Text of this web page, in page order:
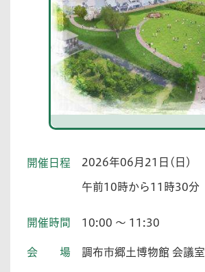
開催日程 2026年06月21日(日)
午前10時から11時30分
開催時間 10:00 ～ 11:30
会場 調布市郷土博物館 会議室